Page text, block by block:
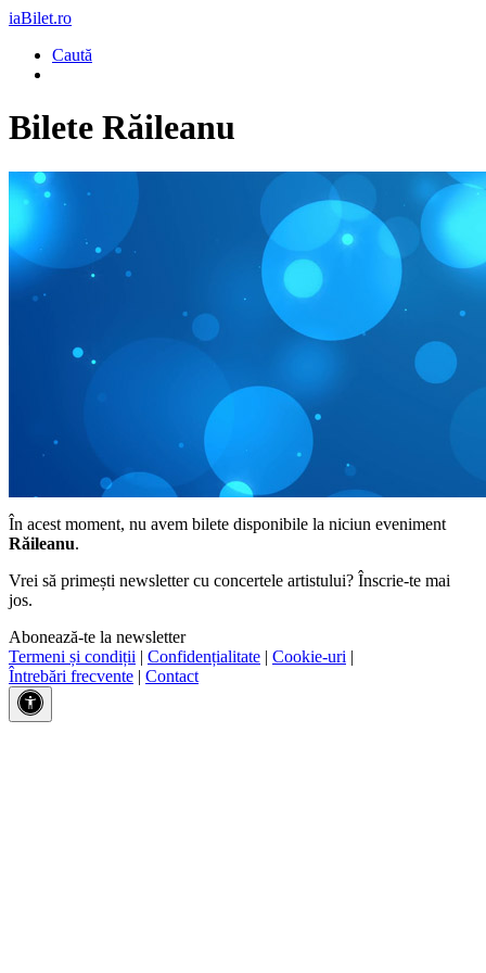
iaBilet.ro
Caută
Bilete Răileanu
În acest moment, nu avem bilete disponibile la niciun eveniment
Răileanu.
Vrei să primești newsletter cu concertele artistului? Înscrie-te mai
jos.
Abonează-te la newsletter
Termeni și condiții | Confidențialitate | Cookie-uri |
Întrebări frecvente | Contact